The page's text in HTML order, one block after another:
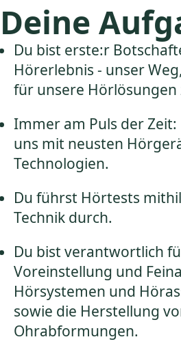
Deine
Du bist erste:r
Hörerlebnis - unser
für unsere Hörlösungen
Immer am Puls der
uns mit neusten
Technologien.
Du führst Hörtests
Technik durch.
Du bist verantwortlich
Voreinstellung und
Hörsystemen und
sowie die Herstellung
Ohrabformungen.